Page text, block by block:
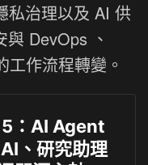
私治理以及 AI 供
DevOps 、
作流程轉變。